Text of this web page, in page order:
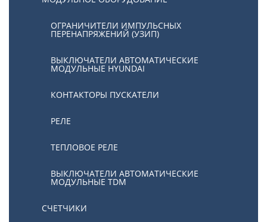
ОГРАНИЧИТЕЛИ ИМПУЛЬСНЫХ
ПЕРЕНАПРЯЖЕНИЙ (УЗИП)
ВЫКЛЮЧАТЕЛИ АВТОМАТИЧЕСКИЕ
МОДУЛЬНЫЕ HYUNDAI
КОНТАКТОРЫ ПУСКАТЕЛИ
РЕЛЕ
ТЕПЛОВОЕ РЕЛЕ
ВЫКЛЮЧАТЕЛИ АВТОМАТИЧЕСКИЕ
МОДУЛЬНЫЕ TDM
СЧЕТЧИКИ